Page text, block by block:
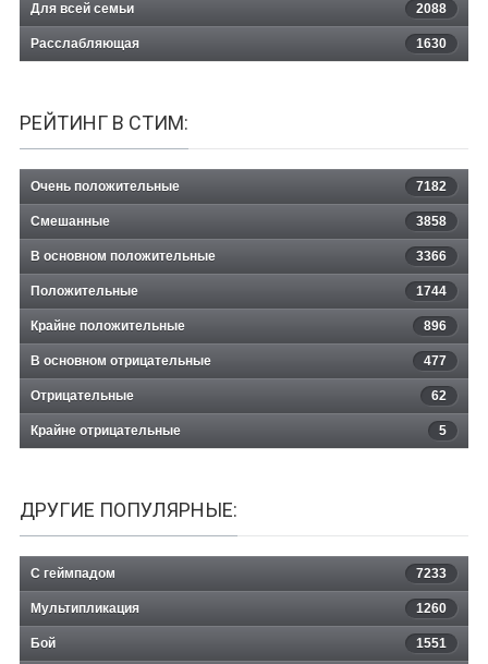
Для всей семьи 2088
Расслабляющая 1630
РЕЙТИНГ В СТИМ:
Очень положительные 7182
Смешанные 3858
В основном положительные 3366
Положительные 1744
Крайне положительные 896
В основном отрицательные 477
Отрицательные 62
Крайне отрицательные 5
ДРУГИЕ ПОПУЛЯРНЫЕ:
С геймпадом 7233
Мультипликация 1260
Бой 1551